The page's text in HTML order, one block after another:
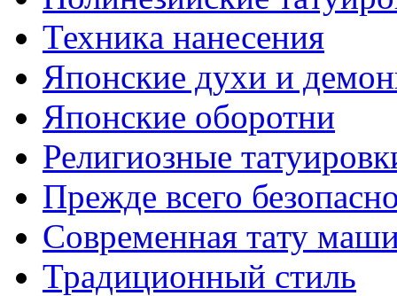
Техникa нанесения
Японские духи и
Японские оборотни
Религиозные
Прежде всего
Современная тaту
Традиционный стиль